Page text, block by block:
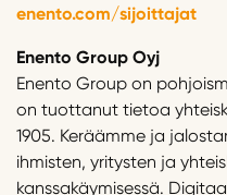
enento.com/sijoittajat
Enento Group Oyj
Enento Group on
on tuottanut tietoa
1905. Keräämme ja
ihmisten, yritysten ja
kanssakäymisessä.